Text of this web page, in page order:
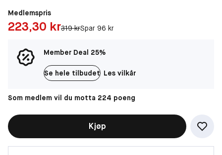
Medlemspris
Pris: 223,30 kr
223,30 krOriginal pris:
319 krSpar 96 kr
Member Deal 25%
Se hele tilbudet Les vilkår
Som medlem vil du motta 224 poeng
Kjøp